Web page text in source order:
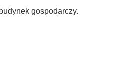
gospodarczy.